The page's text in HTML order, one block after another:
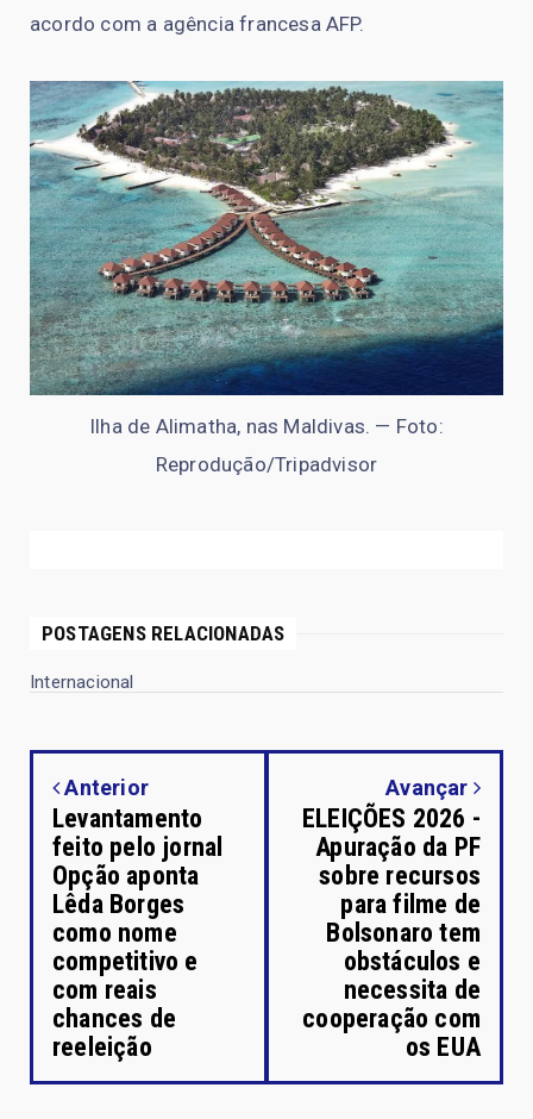
acordo com a agência francesa AFP.
Ilha de Alimatha, nas Maldivas. — Foto:
Reprodução/Tripadvisor
POSTAGENS RELACIONADAS
Internacional
Anterior
Levantamento
feito pelo jornal
Opção aponta
Lêda Borges
como nome
competitivo e
com reais
chances de
reeleição
Avançar
ELEIÇÕES 2026 -
Apuração da PF
sobre recursos
para filme de
Bolsonaro tem
obstáculos e
necessita de
cooperação com
os EUA